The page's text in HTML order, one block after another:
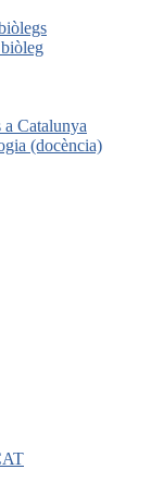
a Catalunya
(docència)